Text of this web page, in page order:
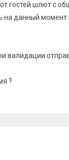
гостей шлют с
на данный момент
валидации
?